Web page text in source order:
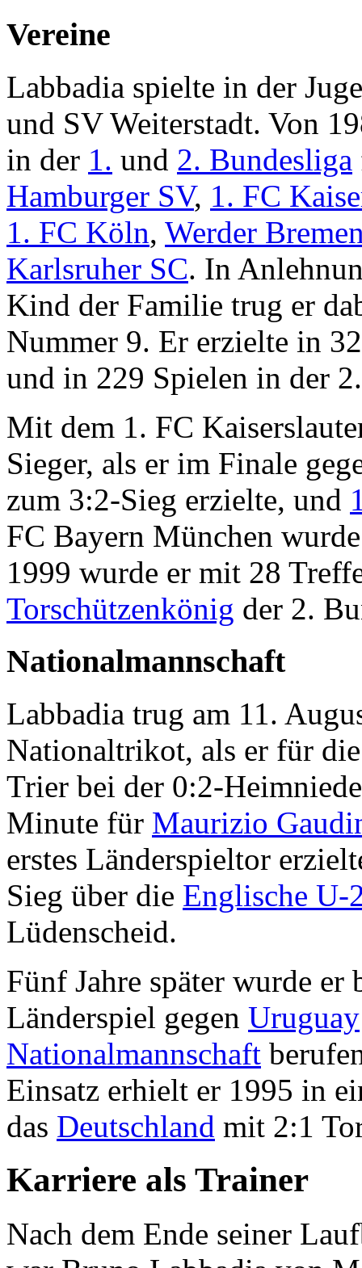
Vereine
Labbadia spielte in der
und SV Weiterstadt. Von
in der 1. und 2. Bundesliga
Hamburger SV, 1. FC
1. FC Köln, Werder
Karlsruher SC. In
Kind der Familie trug er
Nummer 9. Er erzielte in
und in 229 Spielen in der
Mit dem 1. FC
Sieger, als er im Finale
zum 3:2-Sieg erzielte, und
FC Bayern München
1999 wurde er mit 28
Torschützenkönig der 2.
Nationalmannschaft
Labbadia trug am 11.
Nationaltrikot, als er für
Trier bei der 0:2-
Minute für Maurizio
erstes Länderspieltor
Sieg über die Englische U-
Lüdenscheid.
Fünf Jahre später wurde
Länderspiel gegen Uruguay
Nationalmannschaft
Einsatz erhielt er 1995 in
das Deutschland mit 2:1
Karriere als Trainer
Nach dem Ende seiner